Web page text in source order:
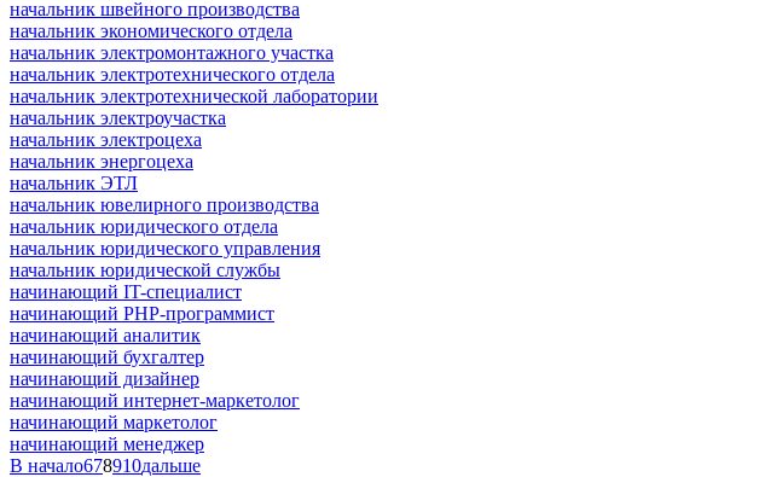
начальник швейного производства
начальник экономического отдела
начальник электромонтажного участка
начальник электротехнического отдела
начальник электротехнической лаборатории
начальник электроучастка
начальник электроцеха
начальник энергоцеха
начальник ЭТЛ
начальник ювелирного производства
начальник юридического отдела
начальник юридического управления
начальник юридической службы
начинающий IT-специалист
начинающий PHP-программист
начинающий аналитик
начинающий бухгалтер
начинающий дизайнер
начинающий интернет-маркетолог
начинающий маркетолог
начинающий менеджер
В начало678910дальше